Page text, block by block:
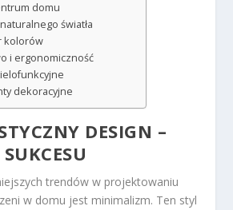
domu
światła
kolorów
i ergonomiczność
dekoracyjne
DESIGN –
trendów w projektowaniu
w domu jest minimalizm. Ten styl